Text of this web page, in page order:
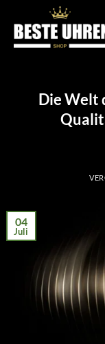
Inhalt
springen
Die Welt
04
Juli